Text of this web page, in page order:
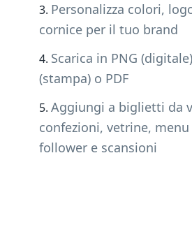
Personalizza colori,
cornice per il tuo brand
Scarica in PNG
(stampa) o PDF
Aggiungi a biglietti da
confezioni, vetrine,
follower e scansioni